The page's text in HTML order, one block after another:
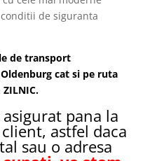
de siguranta
de transport
cat si pe ruta
ZILNIC.
pana la
astfel daca
sau o adresa